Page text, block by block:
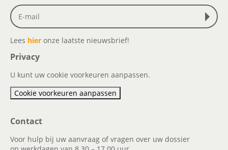
Lees hier onze laatste nieuwsbrief!
Privacy
U kunt uw cookie voorkeuren aanpassen.
Cookie voorkeuren aanpassen
Contact
Voor hulp bij uw aanvraag of vragen over uw dossier